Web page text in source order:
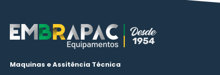
Maquinas e Assitência Técnica